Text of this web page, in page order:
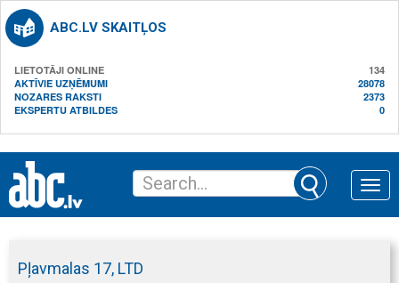
ABC.LV SKAITĻOS
LIETOTĀJI ONLINE
134
AKTĪVIE UZŅĒMUMI
28078
NOZARES RAKSTI
2373
EKSPERTU ATBILDES
0
Toggle
Pļavmalas 17, LTD